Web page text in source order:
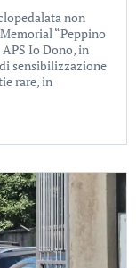
non
“Peppino
Io Dono, in
sensibilizzazione
rare, in